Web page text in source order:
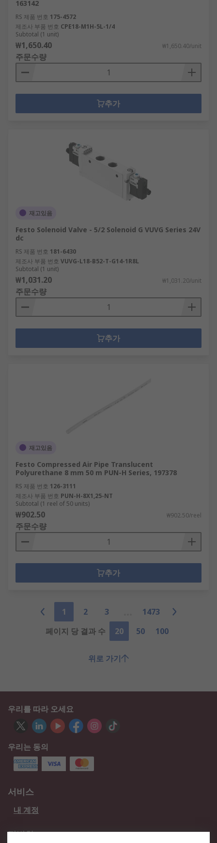
163142
RS 제품 번호 175-4572
제조사 부품 번호 CPE18-M1H-5L-1/4
Subtotal (1 unit)
₩1,650.40 ₩1,650.40/unit
주문수량
추가
재고있음
Festo Solenoid Valve - 5/2 Solenoid G VUVG Series 24V
dc
RS 제품 번호 181-6430
제조사 부품 번호 VUVG-L18-B52-T-G14-1R8L
Subtotal (1 unit)
₩1,031.20 ₩1,031.20/unit
주문수량
추가
재고있음
Festo Compressed Air Pipe Translucent
Polyurethane 8 mm 50 m PUN-H Series, 197378
RS 제품 번호 126-3111
제조사 부품 번호 PUN-H-8X1,25-NT
Subtotal (1 reel of 50 units)
₩902.50 ₩902.50/reel
주문수량
추가
1 2 3
1473
페이지 당 결과 수
20 50 100
위로 가기
우리를 따라 오세요
우리는 동의
서비스
내 계정
적법한